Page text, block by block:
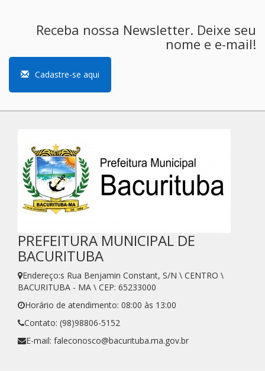
Receba nossa Newsletter. Deixe seu
nome e e-mail!
Cadastre-se aqui
PREFEITURA MUNICIPAL DE
BACURITUBA
Endereço:s Rua Benjamin Constant, S/N \ CENTRO \
BACURITUBA - MA \ CEP: 65233000
Horário de atendimento: 08:00 às 13:00
Contato: (98)98806-5152
E-mail: faleconosco@bacurituba.ma.gov.br